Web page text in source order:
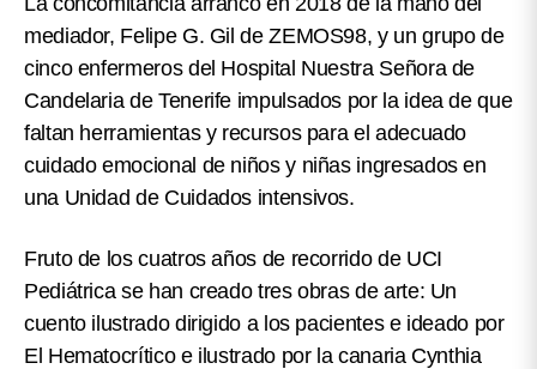
mediador, Felipe G. Gil de ZEMOS98, y un grupo de
cinco enfermeros del Hospital Nuestra Señora de
Candelaria de Tenerife impulsados por la idea de que
faltan herramientas y recursos para el adecuado
cuidado emocional de niños y niñas ingresados en
una Unidad de Cuidados intensivos.
Fruto de los cuatros años de recorrido de UCI
Pediátrica se han creado tres obras de arte: Un
cuento ilustrado dirigido a los pacientes e ideado por
El Hematocrítico e ilustrado por la canaria Cynthia